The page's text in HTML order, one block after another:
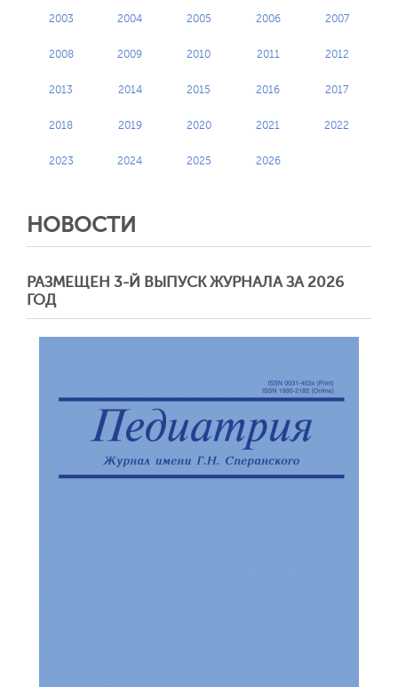
2003 2004 2005 2006 2007
2008 2009 2010 2011 2012
2013 2014 2015 2016 2017
2018 2019 2020 2021 2022
2023 2024 2025 2026
НОВОСТИ
РАЗМЕЩЕН 3-Й ВЫПУСК ЖУРНАЛА ЗА 2026
ГОД